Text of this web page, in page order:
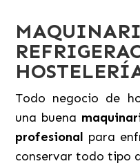
Todo negocio de
una buena
profesional para
conservar todo tipo